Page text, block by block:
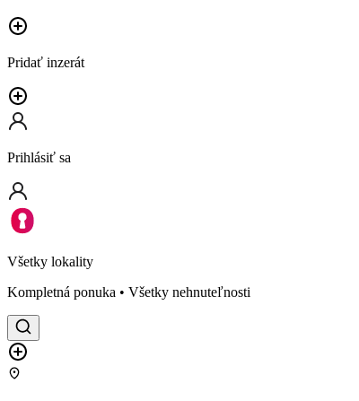
Pridať inzerát
Prihlásiť sa
Všetky lokality
Kompletná ponuka • Všetky nehnuteľnosti